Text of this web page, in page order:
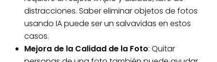
distracciones. Saber eliminar objetos de fotos
usando IA puede ser un salvavidas en estos
casos.
Mejora de la Calidad de la Foto: Quitar